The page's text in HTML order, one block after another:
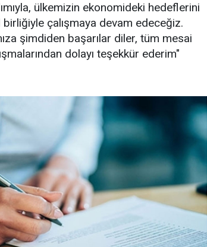
ülkemizin ekonomideki hedeflerini
birliğiyle çalışmaya devam edeceğiz.
şimdiden başarılar diler, tüm mesai
dolayı teşekkür ederim"